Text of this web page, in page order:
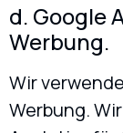
d. Google
Werbung.
Wir
Werbung.